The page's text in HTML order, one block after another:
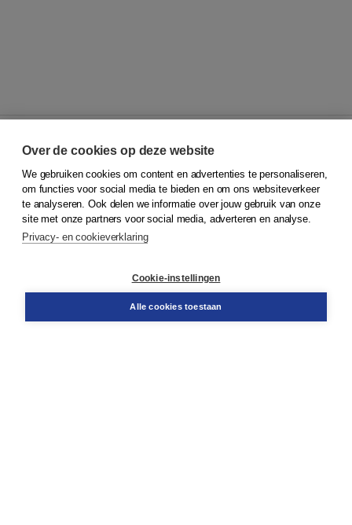
© 2026Koninklijke Boom uitgevers
Klantenservice
Service & informatie
Contact
Over de cookies op deze website
We gebruiken cookies om content en advertenties te personaliseren,
om functies voor social media te bieden en om ons websiteverkeer
te analyseren. Ook delen we informatie over jouw gebruik van onze
site met onze partners voor social media, adverteren en analyse.
Privacy- en cookieverklaring
Cookie-instellingen
Alle cookies toestaan